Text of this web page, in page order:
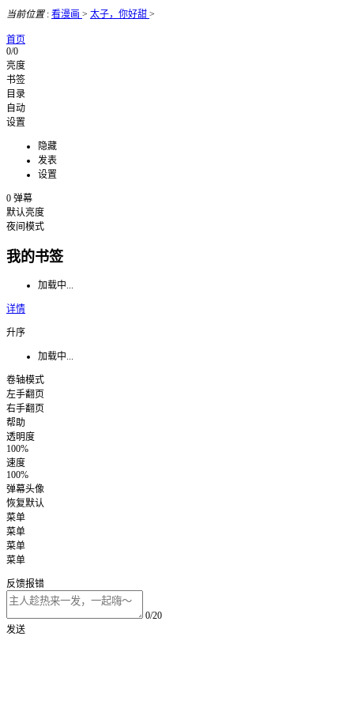
当前位置: 看漫画 > 太子，你好甜 >
首页
0/0
亮度
书签
目录
自动
设置
隐藏
发表
设置
0 弹幕
默认亮度
夜间模式
我的书签
加载中...
详情
升序
加载中...
卷轴模式
左手翻页
右手翻页
帮助
透明度
100%
速度
100%
弹幕头像
恢复默认
菜单
菜单
菜单
菜单
反馈报错
0/20
发送